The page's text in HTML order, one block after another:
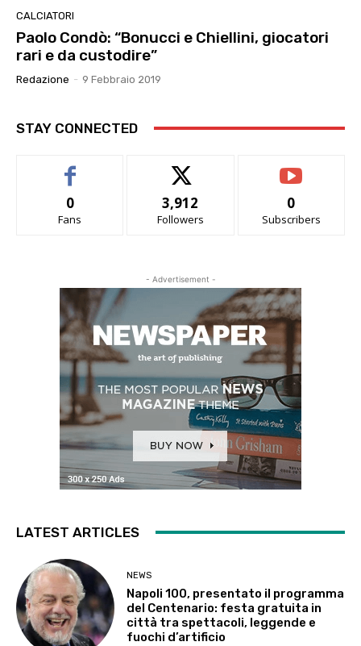
CALCIATORI
Paolo Condò: “Bonucci e Chiellini, giocatori
rari e da custodire”
Redazione - 9 Febbraio 2019
STAY CONNECTED
0
Fans
3,912
Followers
0
Subscribers
- Advertisement -
LATEST ARTICLES
NEWS
Napoli 100, presentato il programma
del Centenario: festa gratuita in
città tra spettacoli, leggende e
fuochi d’artificio